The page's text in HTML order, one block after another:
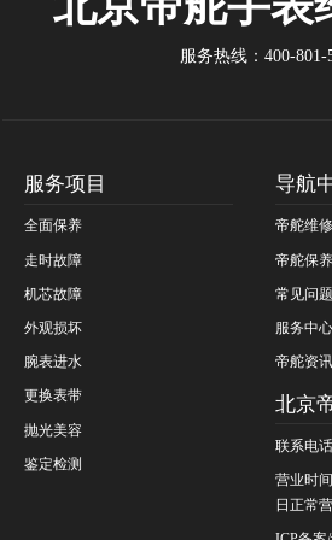
服务热线： 400-801-
服务项目
全面保养
走时故障
机芯故障
外观损坏
腕表进水
更换表带
抛光美容
鉴定检测
导航
帝舵维修
帝舵保养
常见问题
服务中心
帝舵资讯
北京
联系电
营业时
日正常营